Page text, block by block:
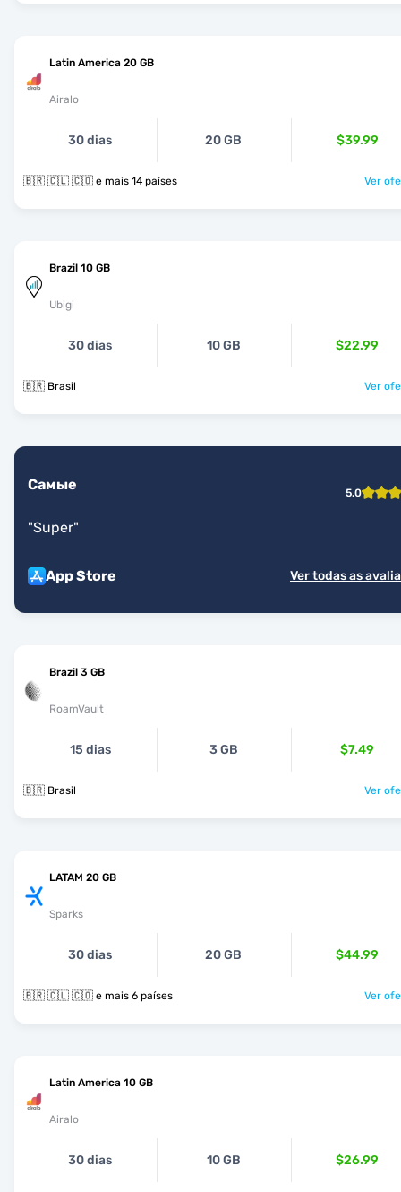
Latin America 20 GB
Airalo
30 dias 20 GB $39.99
🇧🇷 🇨🇱 🇨🇴 e mais 14 países Ver
Brazil 10 GB
Ubigi
30 dias 10 GB $22.99
🇧🇷 Brasil Ver
Самые 5.0
"Super"
App Store Ver todas as
Brazil 3 GB
RoamVault
15 dias 3 GB $7.49
🇧🇷 Brasil Ver
LATAM 20 GB
Sparks
30 dias 20 GB $44.99
🇧🇷 🇨🇱 🇨🇴 e mais 6 países Ver
Latin America 10 GB
Airalo
30 dias 10 GB $26.99